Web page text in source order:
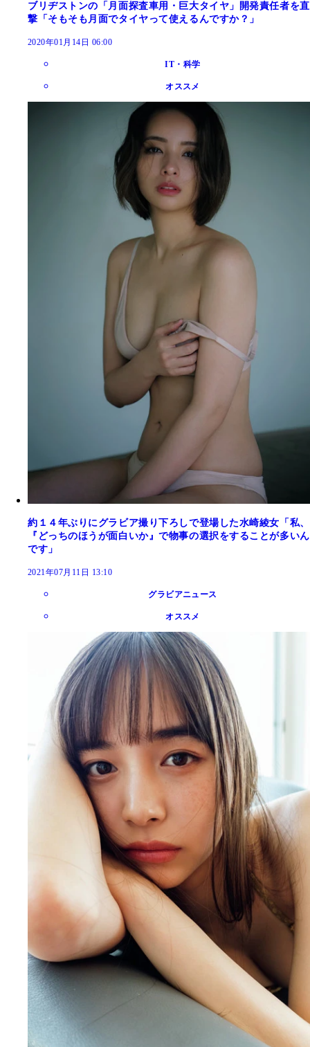
ブリヂストンの「月面探査車用・巨大タイヤ」開発責任者を直
撃「そもそも月面でタイヤって使えるんですか？」
2020年01月14日 06:00
IT・科学
オススメ
約１４年ぶりにグラビア撮り下ろしで登場した水崎綾女「私、
『どっちのほうが面白いか』で物事の選択をすることが多いん
です」
2021年07月11日 13:10
グラビアニュース
オススメ